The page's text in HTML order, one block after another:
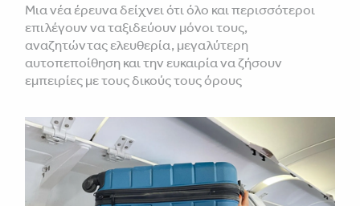
Μια νέα έρευνα δείχνει ότι όλο και περισσότεροι
επιλέγουν να ταξιδεύουν μόνοι τους,
αναζητώντας ελευθερία, μεγαλύτερη
αυτοπεποίθηση και την ευκαιρία να ζήσουν
εμπειρίες με τους δικούς τους όρους